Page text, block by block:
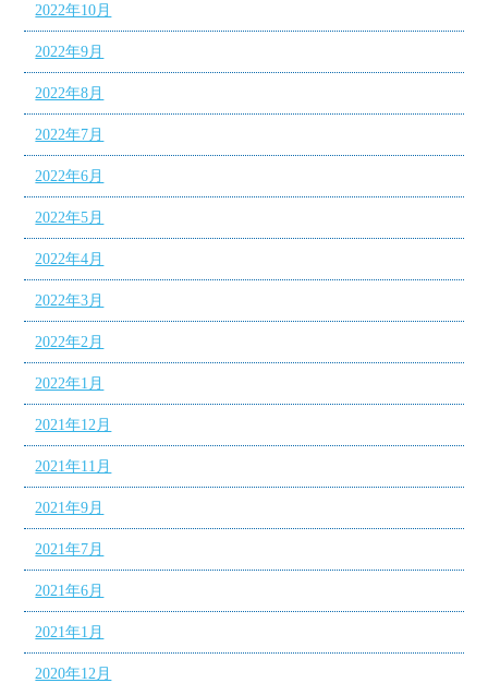
2022年10月
2022年9月
2022年8月
2022年7月
2022年6月
2022年5月
2022年4月
2022年3月
2022年2月
2022年1月
2021年12月
2021年11月
2021年9月
2021年7月
2021年6月
2021年1月
2020年12月